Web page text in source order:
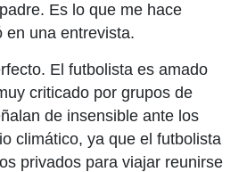
Es lo que me hace
en una entrevista.
El futbolista es amado
criticado por grupos de
de insensible ante los
climático, ya que el futbolista
privados para viajar reunirse